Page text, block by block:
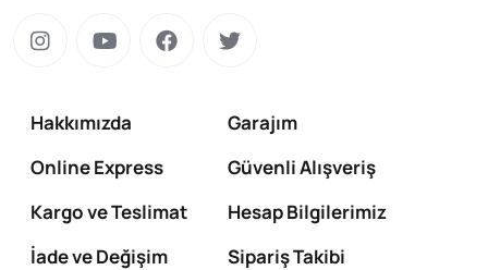
Hakkımızda
Garajım
Online Express
Güvenli Alışveriş
Kargo ve Teslimat
Hesap Bilgilerimiz
İade ve Değişim
Sipariş Takibi